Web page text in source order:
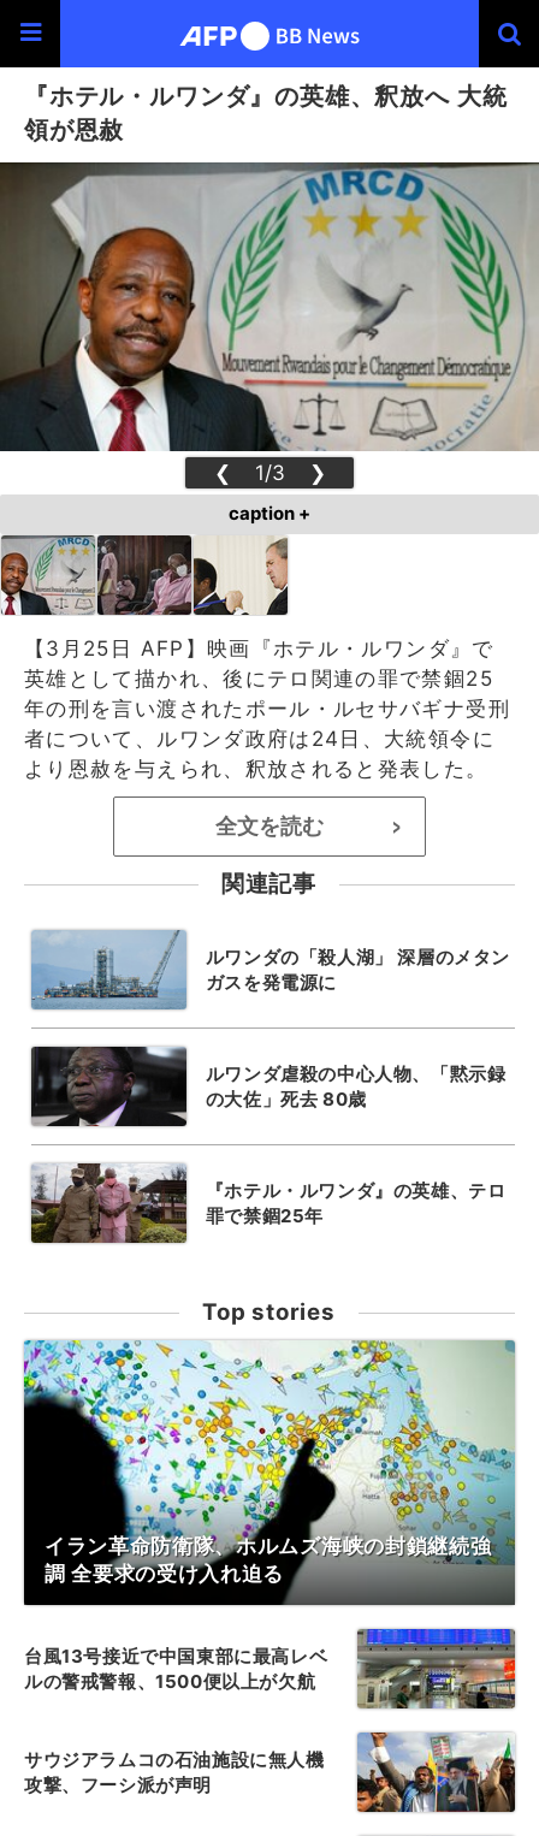
『ホテル・ルワンダ』の英雄、釈放へ 大統
領が恩赦
❮ 1/3 ❯
caption +
【3月25日 AFP】映画『ホテル・ルワンダ』で
英雄として描かれ、後にテロ関連の罪で禁錮25
年の刑を言い渡されたポール・ルセサバギナ受刑
者について、ルワンダ政府は24日、大統領令に
より恩赦を与えられ、釈放されると発表した。
全文を読む >
関連記事
ルワンダの「殺人湖」 深層のメタン
ガスを発電源に
ルワンダ虐殺の中心人物、「黙示録
の大佐」死去 80歳
『ホテル・ルワンダ』の英雄、テロ
罪で禁錮25年
Top stories
イラン革命防衛隊、ホルムズ海峡の封鎖継続強
調 全要求の受け入れ迫る
台風13号接近で中国東部に最高レベ
ルの警戒警報、1500便以上が欠航
サウジアラムコの石油施設に無人機
攻撃、フーシ派が声明